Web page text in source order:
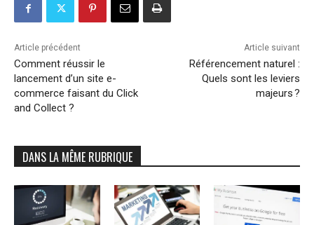
Article précédent
Comment réussir le
lancement d’un site e-
commerce faisant du Click
and Collect ?
Article suivant
Référencement naturel :
Quels sont les leviers
majeurs ?
DANS LA MÊME RUBRIQUE